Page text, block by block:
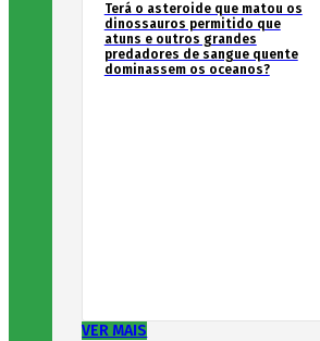
Terá o asteroide que matou os
dinossauros permitido que
atuns e outros grandes
predadores de sangue quente
dominassem os oceanos?
VER MAIS